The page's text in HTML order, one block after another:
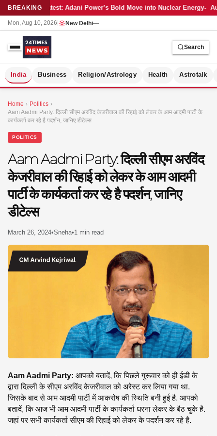
BREAKINGLatest: Adani Power’s Bold Move into Nuclear Energy
Mon, Aug 10, 2026 New Delhi—
Search
India Business Religion/Astrology Health Astrotalk
Home › Politics ›
Aam Aadmi Party: दिल्ली सीएम अरविंद केजरीवाल की रिहाई को लेकर के आम आदमी पार्टी के
कार्यकर्ता कर रहे है पदर्शन, जानिए डीटेल्स
POLITICS
Aam Aadmi Party: दिल्ली सीएम अरविंद
केजरीवाल की रिहाई को लेकर के आम आदमी
पार्टी के कार्यकर्ता कर रहे है पदर्शन, जानिए
डीटेल्स
March 26, 2024•Sneha•1 min read
Aam Aadmi Party: आपको बतादें, कि पिछले गुरूवार को ही ईडी के
द्वारा दिल्ली के सीएम अरविंद केजरीवाल को अरेस्ट कर लिया गया था.
जिसके बाद से आम आदमी पार्टी में आकरोष की स्थिति बनी हुई है. आपको
बतादें, कि आज भी आम आदमी पार्टी के कार्यकर्ता धरना लेकर के बैठ चुके है.
जहां पर सभी कार्यकर्ता सीएम की रिहाई को लेकर के पदर्शन कर रहे है.